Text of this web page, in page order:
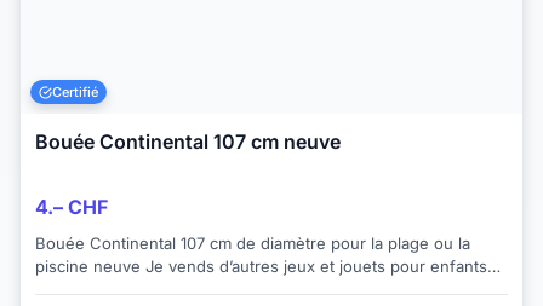
Certifié
Bouée Continental 107 cm neuve
4.– CHF
Bouée Continental 107 cm de diamètre pour la plage ou la
piscine neuve Je vends d’autres jeux et jouets pour enfants